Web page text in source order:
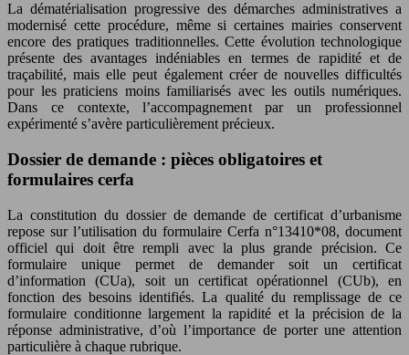
La dématérialisation progressive des démarches administratives a
modernisé cette procédure, même si certaines mairies conservent
encore des pratiques traditionnelles. Cette évolution technologique
présente des avantages indéniables en termes de rapidité et de
traçabilité, mais elle peut également créer de nouvelles difficultés
pour les praticiens moins familiarisés avec les outils numériques.
Dans ce contexte, l’accompagnement par un professionnel
expérimenté s’avère particulièrement précieux.
Dossier de demande : pièces obligatoires et
formulaires cerfa
La constitution du dossier de demande de certificat d’urbanisme
repose sur l’utilisation du formulaire Cerfa n°13410*08, document
officiel qui doit être rempli avec la plus grande précision. Ce
formulaire unique permet de demander soit un certificat
d’information (CUa), soit un certificat opérationnel (CUb), en
fonction des besoins identifiés. La qualité du remplissage de ce
formulaire conditionne largement la rapidité et la précision de la
réponse administrative, d’où l’importance de porter une attention
particulière à chaque rubrique.